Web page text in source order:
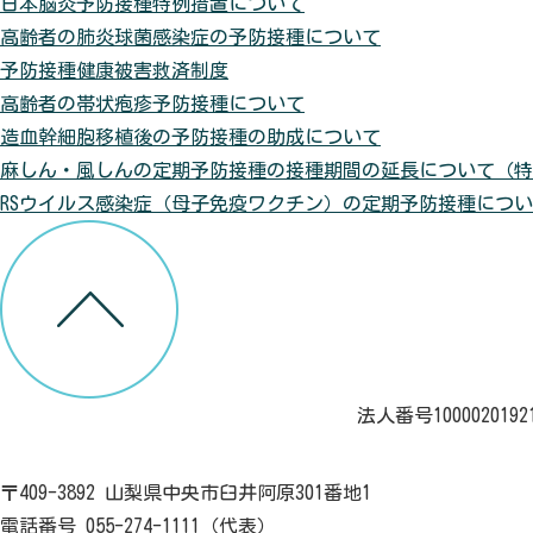
高齢者の肺炎球菌感染症の予防接種について
予防接種健康被害救済制度
高齢者の帯状疱疹予防接種について
造血幹細胞移植後の予防接種の助成について
麻しん・風しんの定期予防接種の接種期間の延長について（特
RSウイルス感染症（母子免疫ワクチン）の定期予防接種につ
法人番号
〒409-3892 山梨県中央市臼井阿原301番地1
電話番号 055-274-1111（代表）